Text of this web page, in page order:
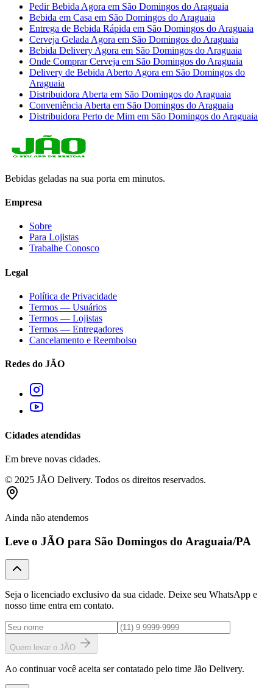
Pedir Bebida Agora em São Domingos do Araguaia
Bebida em Casa em São Domingos do Araguaia
Entrega de Bebida Rápida em São Domingos do Araguaia
Cerveja Gelada Agora em São Domingos do Araguaia
Bebida Delivery Agora em São Domingos do Araguaia
Onde Comprar Cerveja em São Domingos do Araguaia
Delivery de Bebida Aberto Agora em São Domingos do
Araguaia
Distribuidora Aberta em São Domingos do Araguaia
Conveniência Aberta em São Domingos do Araguaia
Distribuidora Perto de Mim em São Domingos do Araguaia
Bebidas geladas na sua porta em minutos.
Empresa
Sobre
Para Lojistas
Trabalhe Conosco
Legal
Política de Privacidade
Termos — Usuários
Termos — Lojistas
Termos — Entregadores
Cancelamento e Reembolso
Redes do JÃO
Cidades atendidas
Em breve novas cidades.
© 2025 JÃO Delivery. Todos os direitos reservados.
Ainda não atendemos
Leve o JÃO para São Domingos do Araguaia/PA
Seja o licenciado exclusivo da sua cidade. Deixe seu WhatsApp e
nosso time entra em contato.
Quero levar o JÃO
Ao continuar você aceita ser contatado pelo time Jão Delivery.